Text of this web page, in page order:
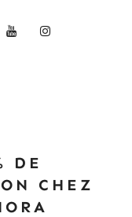
DE
CHEZ